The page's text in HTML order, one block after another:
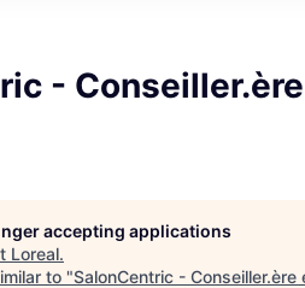
-
accepting applications
Loreal.
to "SalonCentric -